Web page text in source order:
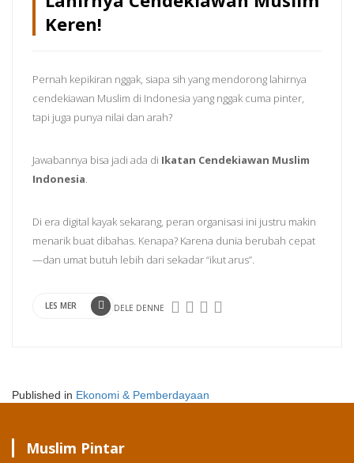
Keren!
Pernah kepikiran nggak, siapa sih yang mendorong lahirnya
cendekiawan Muslim di Indonesia yang nggak cuma pinter,
tapi juga punya nilai dan arah?
Jawabannya bisa jadi ada di Ikatan Cendekiawan Muslim
Indonesia
Di era digital kayak sekarang, peran organisasi ini justru makin
menarik buat dibahas. Kenapa? Karena dunia berubah cepat
—dan umat butuh lebih dari sekadar “ikut arus”.
LES MER DELE DENNE
Published in Ekonomi & Pemberdayaan
Muslim Pintar